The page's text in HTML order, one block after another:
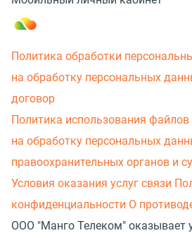
Политика обработки
на обработку персональных
договор
Политика использования файлов
на обработку персональных
правоохранительных органов и
Условия оказания услуг связи
конфиденциальности О
ООО "Манго Телеком" оказывает